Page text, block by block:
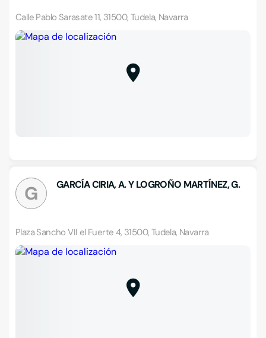
Calle Pablo Sarasate 11, 31500, Tudela, Navarra
G GARCÍA CIRIA, A. Y LOGROÑO MARTÍNEZ, G.
Plaza Sancho VII el Fuerte 4, 31500, Tudela, Navarra